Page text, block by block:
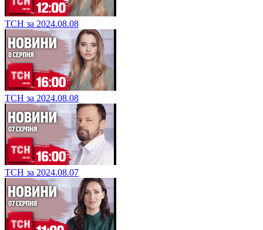
ТСН за 2024.08.08
ТСН за 2024.08.08
ТСН за 2024.08.07